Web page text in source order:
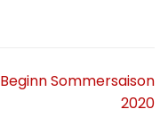
Beginn Sommersaison
2020